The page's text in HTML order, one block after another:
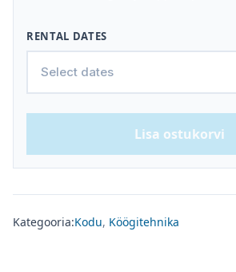
RENTAL DATES
Lisa ostukorvi
Kategooria:Kodu, Köögitehnika